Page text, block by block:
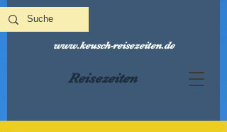
Reisezeiten
www.keusch-reisezeiten.de